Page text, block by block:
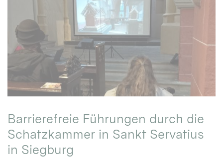
Barrierefreie Führungen durch die
Schatzkammer in Sankt Servatius
in Siegburg